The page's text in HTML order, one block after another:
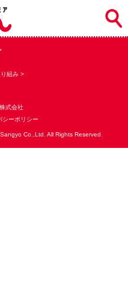
組み
式会社
シーポリシー
Co.,Ltd. All Rights Reserved.